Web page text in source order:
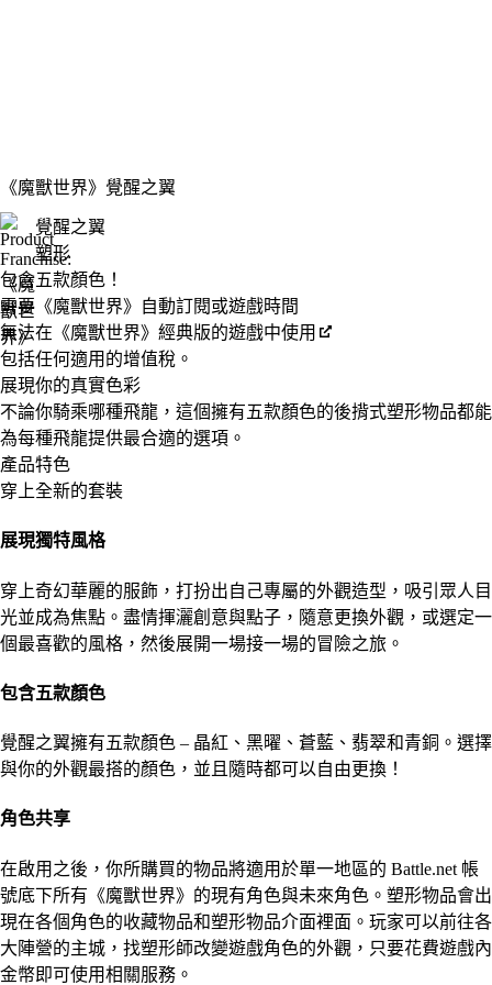
《魔獸世界》 覺醒之翼
覺醒之翼
塑形
Product Notification
包含五款顏色！
價格
Available actions
需要《魔獸世界》自動訂閱或遊戲時間
無法在《魔獸世界》經典版的遊戲中使用
包括任何適用的增值稅。
展現你的真實色彩
不論你騎乘哪種飛龍，這個擁有五款顏色的後揹式塑形物品都能
為每種飛龍提供最合適的選項。
產品特色
穿上全新的套裝
展現獨特風格
穿上奇幻華麗的服飾，打扮出自己專屬的外觀造型，吸引眾人目
光並成為焦點。盡情揮灑創意與點子，隨意更換外觀，或選定一
個最喜歡的風格，然後展開一場接一場的冒險之旅。
包含五款顏色
覺醒之翼擁有五款顏色 – 晶紅、黑曜、蒼藍、翡翠和青銅。選擇
與你的外觀最搭的顏色，並且隨時都可以自由更換！
角色共享
在啟用之後，你所購買的物品將適用於單一地區的 Battle.net 帳
號底下所有《魔獸世界》的現有角色與未來角色。塑形物品會出
現在各個角色的收藏物品和塑形物品介面裡面。玩家可以前往各
大陣營的主城，找塑形師改變遊戲角色的外觀，只要花費遊戲內
金幣即可使用相關服務。